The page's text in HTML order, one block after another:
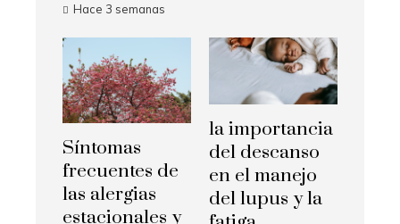
Hace 3 semanas
Síntomas
frecuentes de
las alergias
estacionales y
la importancia
del descanso
en el manejo
del lupus y la